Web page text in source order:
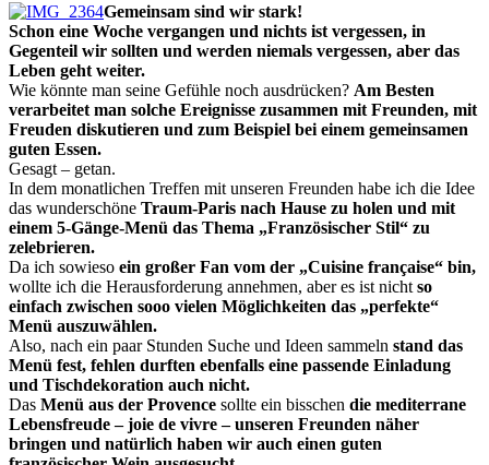
Gemeinsam sind wir stark!
Schon eine Woche vergangen und nichts ist vergessen, in
Gegenteil wir sollten und werden niemals vergessen, aber das
Leben geht weiter.
Wie könnte man seine Gefühle noch ausdrücken? Am Besten
verarbeitet man solche Ereignisse zusammen mit Freunden, mit
Freuden diskutieren und zum Beispiel bei einem gemeinsamen
guten Essen.
Gesagt – getan.
In dem monatlichen Treffen mit unseren Freunden habe ich die Idee
das wunderschöne Traum-Paris nach Hause zu holen und mit
einem 5-Gänge-Menü das Thema „Französischer Stil“ zu
zelebrieren.
Da ich sowieso ein großer Fan vom der „Cuisine française“ bin,
wollte ich die Herausforderung annehmen, aber es ist nicht so
einfach zwischen sooo vielen Möglichkeiten das „perfekte“
Menü auszuwählen.
Also, nach ein paar Stunden Suche und Ideen sammeln stand das
Menü fest, fehlen durften ebenfalls eine passende Einladung
und Tischdekoration auch nicht.
Das Menü aus der Provence sollte ein bisschen die mediterrane
Lebensfreude – joie de vivre– unseren Freunden näher
bringen und natürlich haben wir auch einen guten